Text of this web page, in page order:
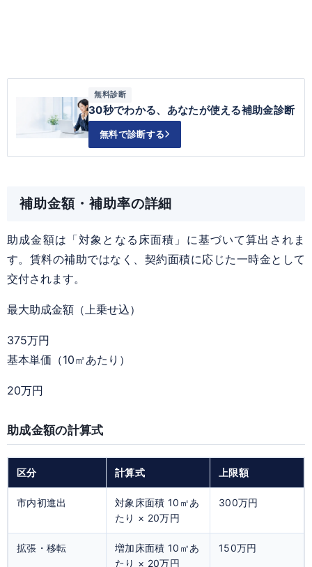
無料診断
30秒でわかる、あなたが使える補助金診断
無料で診断する
補助金額・補助率の詳細
助成金額は「対象となる床面積」に基づいて算出されま
す。賃料の補助ではなく、契約面積に応じた一時金として
交付されます。
最大助成金額（上乗せ込）
375万円
基本単価（10㎡あたり）
20万円
助成金額の計算式
区分 計算式 上限額
市内初進出
対象床面積 10㎡あ
たり × 20万円
300万円
拡張・移転
増加床面積 10㎡あ
たり × 20万円
150万円